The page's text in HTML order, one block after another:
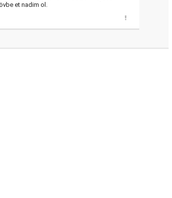
et nadim ol.